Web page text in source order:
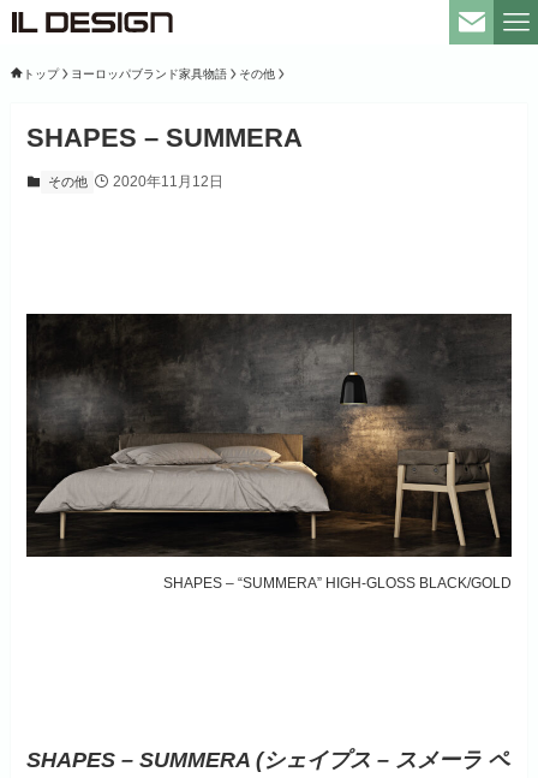
トップ ヨーロッパブランド家具物語 その他
SHAPES – SUMMERA
その他 2020年11月12日
SHAPES – “SUMMERA” HIGH-GLOSS BLACK/GOLD
SHAPES – SUMMERA (シェイプス – スメーラ ペ